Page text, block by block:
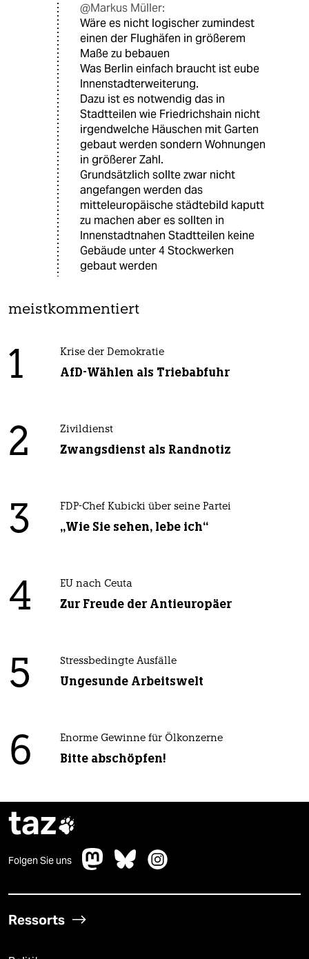
@Markus Müller:
Wäre es nicht logischer zumindest
einen der Flughäfen in größerem
Maße zu bebauen
Was Berlin einfach braucht ist eube
Innenstadterweiterung.
Dazu ist es notwendig das in
Stadtteilen wie Friedrichshain nicht
irgendwelche Häuschen mit Garten
gebaut werden sondern Wohnungen
in größerer Zahl.
Grundsätzlich sollte zwar nicht
angefangen werden das
mitteleuropäische städtebild kaputt
zu machen aber es sollten in
Innenstadtnahen Stadtteilen keine
Gebäude unter 4 Stockwerken
gebaut werden
meistkommentiert
1 Krise der Demokratie
AfD-Wählen als Triebabfuhr
2 Zivildienst
Zwangsdienst als Randnotiz
3 FDP-Chef Kubicki über seine Partei
„Wie Sie sehen, lebe ich“
4 EU nach Ceuta
Zur Freude der Antieuropäer
5 Stressbedingte Ausfälle
Ungesunde Arbeitswelt
6 Enorme Gewinne für Ölkonzerne
Bitte abschöpfen!
taz
Folgen Sie uns
Ressorts